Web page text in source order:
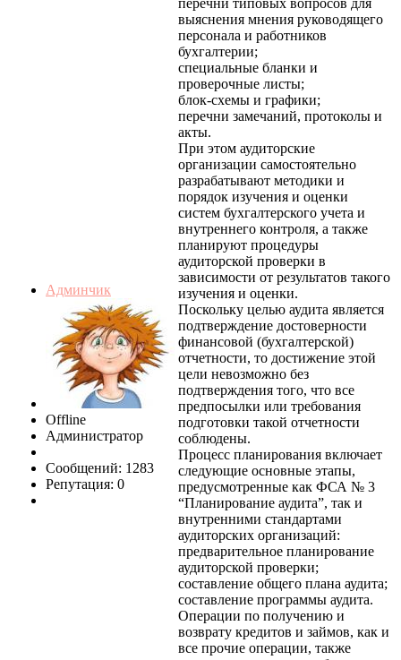
Админчик
Offline
Администратор
Сообщений: 1283
Репутация: 0
перечни типовых вопросов для
выяснения мнения руководящего
персонала и работников
бухгалтерии;
специальные бланки и
проверочные листы;
блок-схемы и графики;
перечни замечаний, протоколы и
акты.
При этом аудиторские
организации самостоятельно
разрабатывают методики и
порядок изучения и оценки
систем бухгалтерского учета и
внутреннего контроля, а также
планируют процедуры
аудиторской проверки в
зависимости от результатов такого
изучения и оценки.
Поскольку целью аудита является
подтверждение достоверности
финансовой (бухгалтерской)
отчетности, то достижение этой
цели невозможно без
подтверждения того, что все
предпосылки или требования
подготовки такой отчетности
соблюдены.
Процесс планирования включает
следующие основные этапы,
предусмотренные как ФСА № 3
“Планирование аудита”, так и
внутренними стандартами
аудиторских организаций:
предварительное планирование
аудиторской проверки;
составление общего плана аудита;
составление программы аудита.
Операции по получению и
возврату кредитов и займов, как и
все прочие операции, также